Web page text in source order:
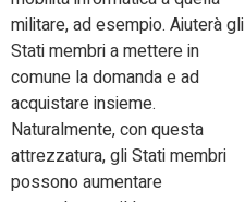
militare, ad esempio. Aiuterà gli
Stati membri a mettere in
comune la domanda e ad
acquistare insieme.
Naturalmente, con questa
attrezzatura, gli Stati membri
possono aumentare